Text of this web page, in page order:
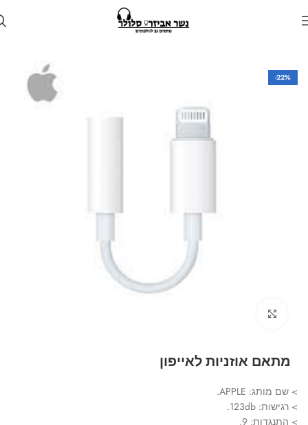
כבלים ומתאמים
-22%
מתאם אוזניות לאייפון
> שם מותג: APPLE.
> רגישות: 123db.
> התנגדות: 9.